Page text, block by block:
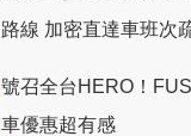
路線 加密直達車班次
號召全台HERO！
車優惠超有感